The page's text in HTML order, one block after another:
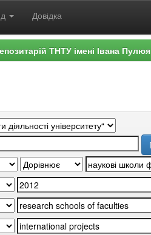
Довідка
ТНТУ імені Івана Пулюя